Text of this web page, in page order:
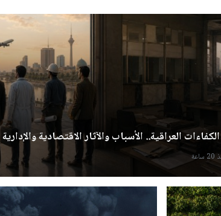
العراقية.. الأسباب والآثار الاقتصادية والإدارية